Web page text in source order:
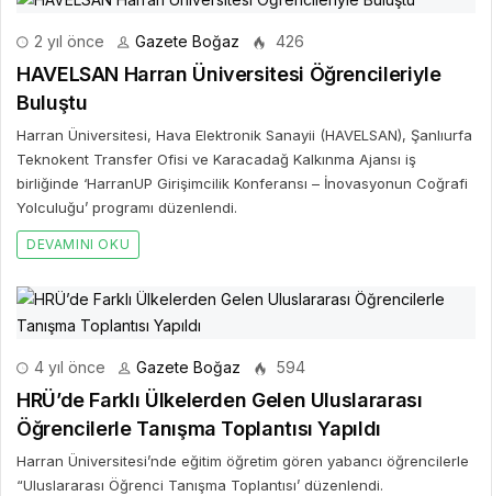
2 yıl önce Gazete Boğaz 426
HAVELSAN Harran Üniversitesi Öğrencileriyle
Buluştu
Harran Üniversitesi, Hava Elektronik Sanayii (HAVELSAN), Şanlıurfa
Teknokent Transfer Ofisi ve Karacadağ Kalkınma Ajansı iş
birliğinde ‘HarranUP Girişimcilik Konferansı – İnovasyonun Coğrafi
Yolculuğu’ programı düzenlendi.
DEVAMINI OKU
4 yıl önce Gazete Boğaz 594
HRÜ’de Farklı Ülkelerden Gelen Uluslararası
Öğrencilerle Tanışma Toplantısı Yapıldı
Harran Üniversitesi’nde eğitim öğretim gören yabancı öğrencilerle
“Uluslararası Öğrenci Tanışma Toplantısı’ düzenlendi.